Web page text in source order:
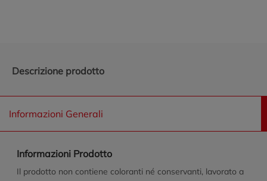
Descrizione prodotto
Informazioni Generali
Informazioni Prodotto
Il prodotto non contiene coloranti né conservanti, lavorato a